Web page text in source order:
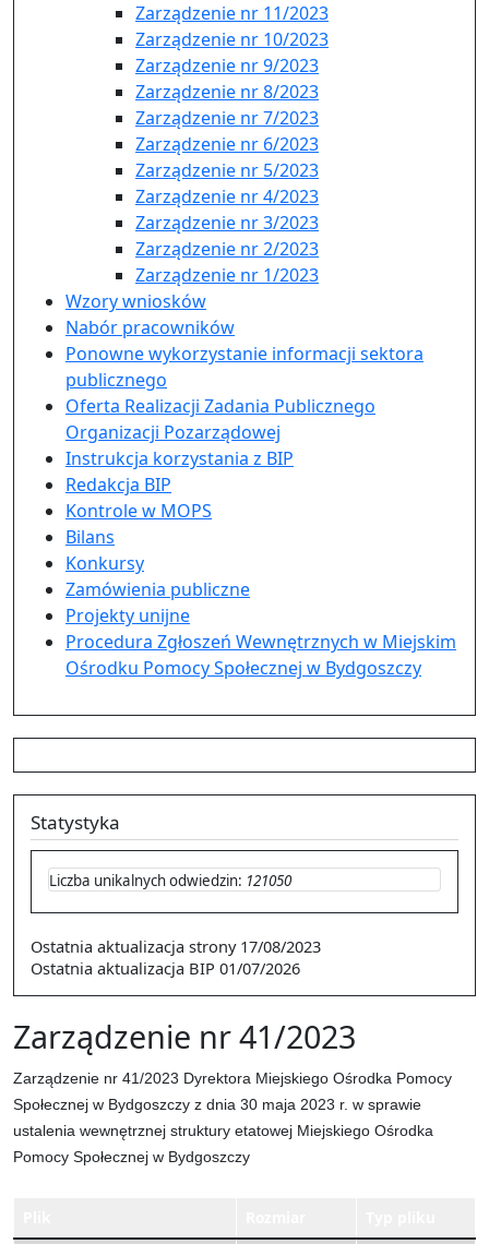
Zarządzenie nr 41/2023
Zarządzenie nr 41/2023 Dyrektora Miejskiego Ośrodka Pomocy
Społecznej w Bydgoszczy z dnia 30 maja 2023 r. w sprawie
ustalenia wewnętrznej struktury etatowej Miejskiego Ośrodka
Pomocy Społecznej w Bydgoszczy
Zarządzenie nr 11/2023
Zarządzenie nr 10/2023
Zarządzenie nr 9/2023
Zarządzenie nr 8/2023
Zarządzenie nr 7/2023
Zarządzenie nr 6/2023
Zarządzenie nr 5/2023
Zarządzenie nr 4/2023
Zarządzenie nr 3/2023
Zarządzenie nr 2/2023
Zarządzenie nr 1/2023
Wzory wniosków
Nabór pracowników
Ponowne wykorzystanie informacji sektora
publicznego
Oferta Realizacji Zadania Publicznego
Organizacji Pozarządowej
Instrukcja korzystania z BIP
Redakcja BIP
Kontrole w MOPS
Bilans
Konkursy
Zamówienia publiczne
Projekty unijne
Procedura Zgłoszeń Wewnętrznych w Miejskim
Ośrodku Pomocy Społecznej w Bydgoszczy
Statystyka
Liczba unikalnych odwiedzin: 121050
Ostatnia aktualizacja strony 17/08/2023
Ostatnia aktualizacja BIP 01/07/2026